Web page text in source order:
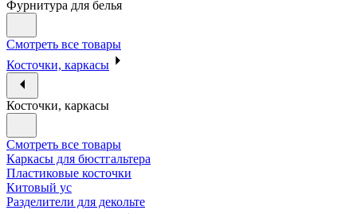
Фурнитура для белья
Смотреть все товары
Косточки, каркасы
Косточки, каркасы
Смотреть все товары
Каркасы для бюстгальтера
Пластиковые косточки
Китовый ус
Разделители для декольте